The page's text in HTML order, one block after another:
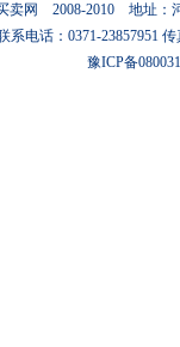
卖网 2008-2010 地址：
系电话：0371-23857951
豫ICP备